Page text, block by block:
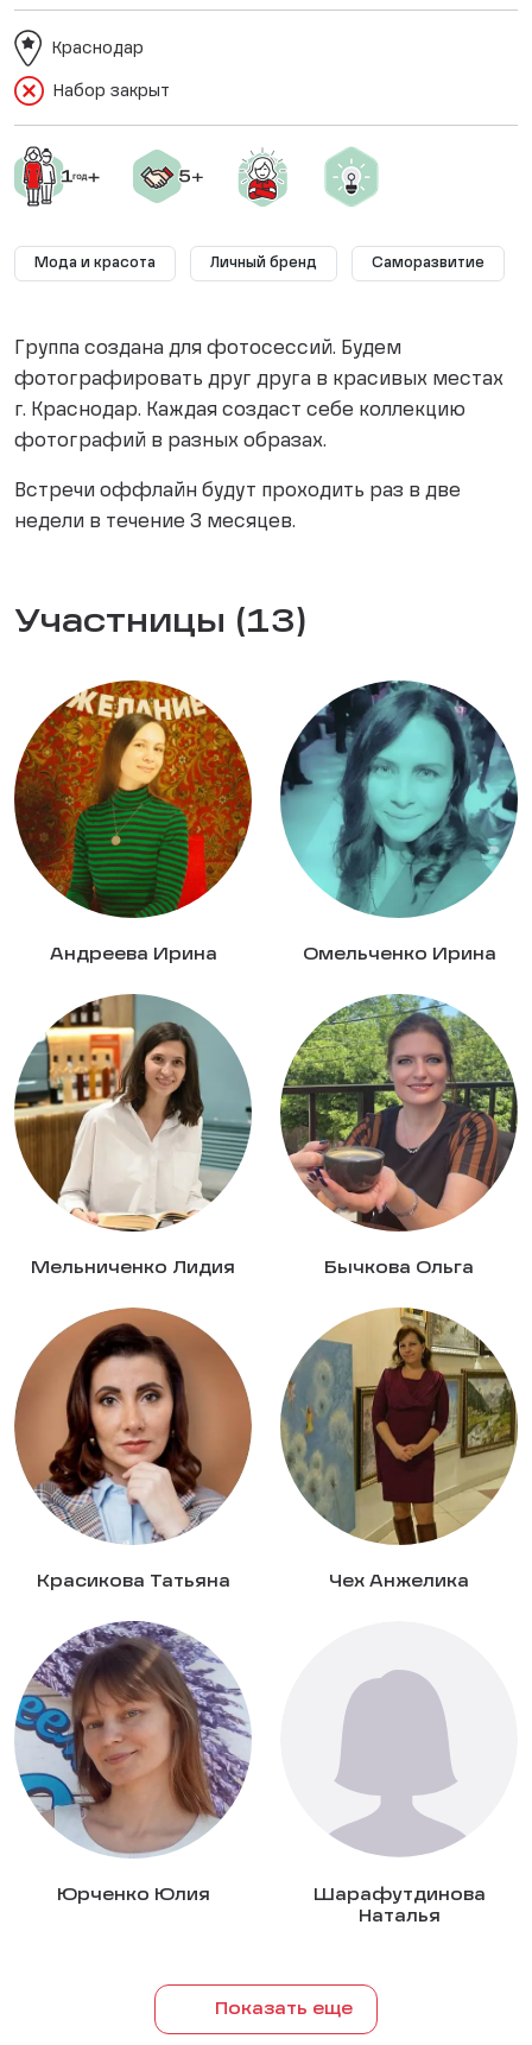
Набор закрыт
Краснодар
Мода и красота Личный бренд Саморазвитие
Группа создана для фотосессий. Будем
фотографировать друг друга в красивых местах
г. Краснодар. Каждая создаст себе коллекцию
фотографий в разных образах.
Встречи оффлайн будут проходить раз в две
недели в течение 3 месяцев.
Участницы (13)
Андреева Ирина Омельченко Ирина
Мельниченко Лидия Бычкова Ольга
Красикова Татьяна Чех Анжелика
Юрченко Юлия
Шарафутдинова
Наталья
Показать еще